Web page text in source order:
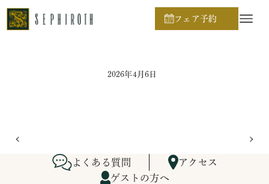
フェア予約
ホーム
2026年4月6日
よくある質問
アクセス
ゲストの方へ